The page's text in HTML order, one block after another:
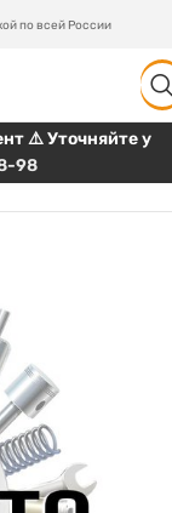
по всей России
⚠️ Уточняйте у
98